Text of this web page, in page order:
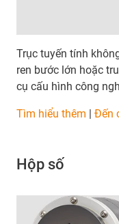
Trục tuyến tính
ren bước lớn hoặc
cụ cấu hình công
Tìm hiểu thêm | Đến
Hộp số